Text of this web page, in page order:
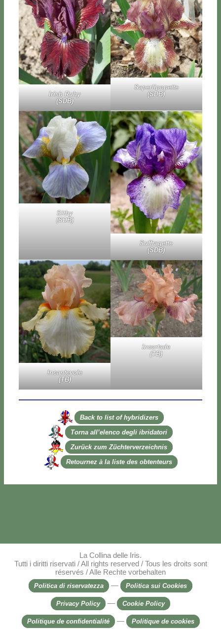
Irish Ru­by
(SDB)
Sa­per­li­po­pet­te
(SDB)
Sit­by
(SDB)
Suf­fra­get­te
(SDB)
In­can­te­vo­le
(TB)
In­car­ta­de
(TB)
Back to li­st of hy­bri­di­zers
Tor­na al­l’e­len­co de­gli ibri­da­to­ri
Zu­rück zum Zü­ch­ter­ver­zeich­nis
Re­tour­nez à la li­ste des ob­ten­teurs
La Collina delle Iris.
Tutti i diritti riservati / All rights reserved / Tous les droits sont
réservés / Alle Rechte vorbehalten
Politica di riservatezza — Politica sui Cookies
Privacy Policy — Cookie Policy
Politique de confidentialité — Politique de cookies